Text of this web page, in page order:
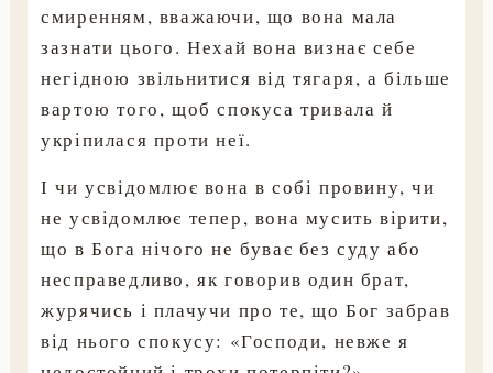
смиренням, вважаючи, що вона мала
зазнати цього. Нехай вона визнає себе
негідною звільнитися від тягаря, а більше
вартою того, щоб спокуса тривала й
укріпилася проти неї.
І чи усвідомлює вона в собі провину, чи
не усвідомлює тепер, вона мусить вірити,
що в Бога нічого не буває без суду або
несправедливо, як говорив один брат,
журячись і плачучи про те, що Бог забрав
від нього спокусу: «Господи, невже я